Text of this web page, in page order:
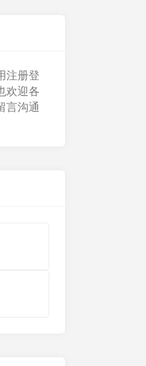
注册登
欢迎各
言沟通